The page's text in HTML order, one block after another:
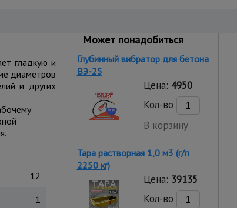
гладкую и
диаметров
и других
12
1
Может понадобиться
Глубинный вибратор для бетона
ВЭ-25
Цена: 4950
Кол-во
В корзину
Тара растворная 1,0 м3 (г/п
2250 кг)
Цена: 39135
Кол-во